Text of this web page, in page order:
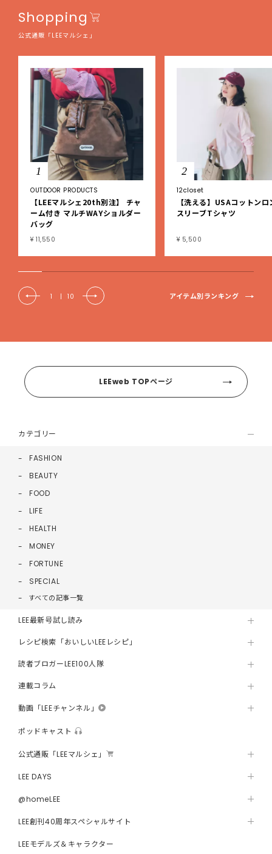
Shopping
公式通販「LEEマルシェ」
1
OUTDOOR PRODUCTS
【LEEマルシェ20th別注】 チャ
ーム付き マルチWAYショルダー
バッグ
¥ 11,550
2
12closet
【洗える】USAコットンロ
スリーブTシャツ
¥ 5,500
1 | 10 アイテム別ランキング
LEEweb TOPページ
カテゴリー
FASHION
BEAUTY
FOOD
LIFE
HEALTH
MONEY
FORTUNE
SPECIAL
すべての記事一覧
LEE最新号試し読み
レシピ検索「おいしいLEEレシピ」
読者ブロガーLEE100人隊
連載コラム
動画「LEEチャンネル」
ポッドキャスト
公式通販「LEEマルシェ」
LEE DAYS
@homeLEE
LEE創刊40周年スペシャルサイト
LEEモデルズ＆キャラクター